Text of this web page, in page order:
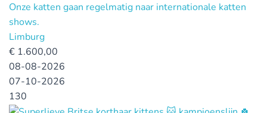
Onze katten gaan regelmatig naar internationale katten
shows.
Limburg
€ 1.600,00
08-08-2026
07-10-2026
130